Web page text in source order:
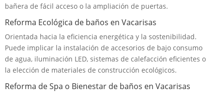
bañera de fácil acceso o la ampliación de puertas.
Reforma Ecológica de baños en Vacarisas
Orientada hacia la eficiencia energética y la sostenibilidad.
Puede implicar la instalación de accesorios de bajo consumo
de agua, iluminación LED, sistemas de calefacción eficientes o
la elección de materiales de construcción ecológicos.
Reforma de Spa o Bienestar de baños en Vacarisas